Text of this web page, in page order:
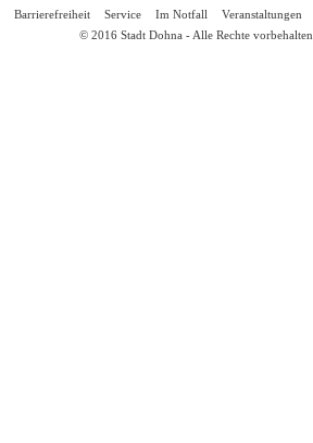
Barrierefreiheit Service Im Notfall Veranstaltungen
© 2016 Stadt Dohna - Alle Rechte vorbehalten